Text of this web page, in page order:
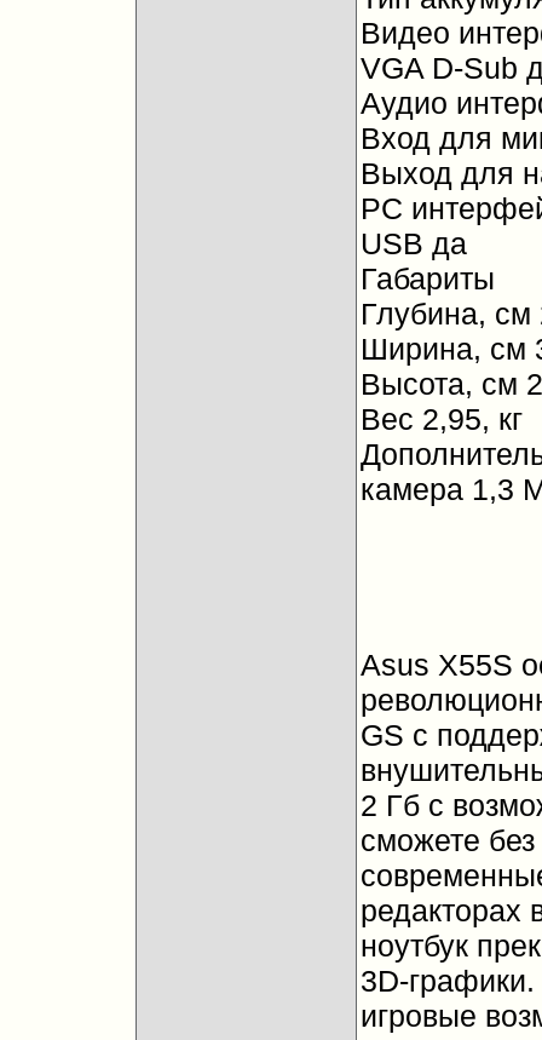
Видео
VGA D-Sub
Аудио
Вход для
Выход для
PC
USB да
Габариты
Глубина, см
Ширина, см
Высота, см
Вес 2,95, кг
камера 1,3
Asus X55S
GS с
2 Гб с
сможете
ноутбук
3D-
игровые